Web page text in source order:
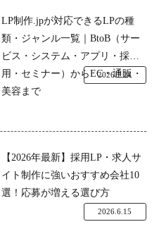
LP制作.jpが対応できるLPの種
類・ジャンル一覧｜BtoB（サー
ビス・システム・アプリ・採
用・セミナー）からEC・通販・
美容まで
2026.7.24
【2026年最新】採用LP・求人サ
イト制作に強いおすすめ会社10
選！応募が増える選び方
2026.6.15